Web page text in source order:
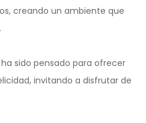
creando un ambiente que
sido pensado para ofrecer
invitando a disfrutar de